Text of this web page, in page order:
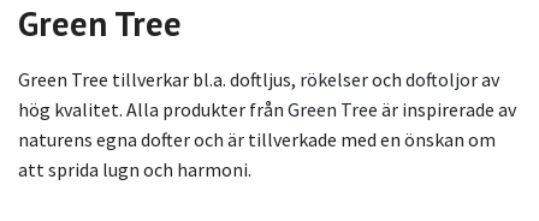
Green Tree
Green Tree tillverkar bl.a. doftljus, rökelseroch doftoljorav
hög kvalitet. Alla produkter från Green Tree är inspirerade av
naturens egna dofter och är tillverkade med en önskan om
att sprida lugn och harmoni.